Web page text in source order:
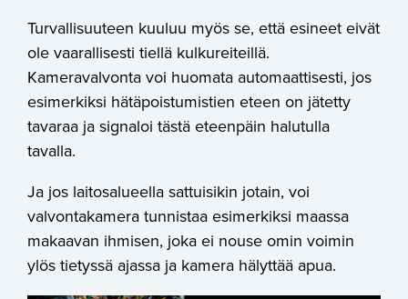
Turvallisuuteen kuuluu myös se, että esineet eivät
ole vaarallisesti tiellä kulkureiteillä.
Kameravalvonta voi huomata automaattisesti, jos
esimerkiksi hätäpoistumistien eteen on jätetty
tavaraa ja signaloi tästä eteenpäin halutulla
tavalla.
Ja jos laitosalueella sattuisikin jotain, voi
valvontakamera tunnistaa esimerkiksi maassa
makaavan ihmisen, joka ei nouse omin voimin
ylös tietyssä ajassa ja kamera hälyttää apua.